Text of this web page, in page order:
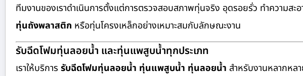
ทีมงานของเราดำเนินการตั้งแต่การตรวจสอบสภาพทุ่นจริง อุดรอยรั่ว ทำความสะอ
ทุ่นถังพลาสติก หรือทุ่นโครงเหล็กอย่างเหมาะสมกับลักษณะงาน
รับฉีดโฟมทุ่นลอยน้ำ และทุ่นแพสูบน้ำทุกประเภท
เราให้บริการ รับฉีดโฟมทุ่นลอยน้ำ ทุ่นแพสูบน้ำ ทุ่นลอยน้ำ สำหรับงานหลากหล